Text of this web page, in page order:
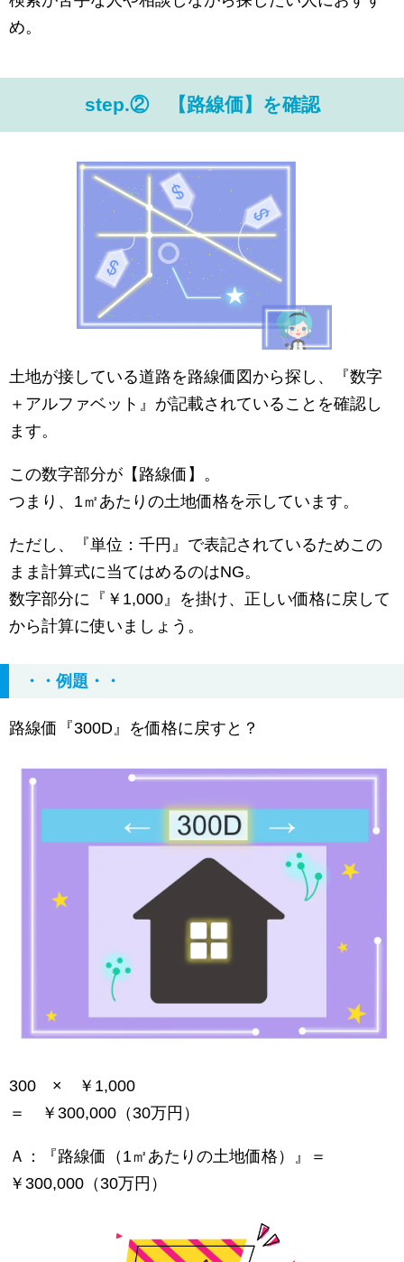
め。
step.② 【路線価】を確認
土地が接している道路を路線価図から探し、『数字
＋アルファベット』が記載されていることを確認し
ます。
この数字部分が【路線価】。
つまり、1㎡あたりの土地価格を示しています。
ただし、『単位：千円』で表記されているためこの
まま計算式に当てはめるのはNG。
数字部分に『￥1,000』を掛け、正しい価格に戻して
から計算に使いましょう。
・・例題・・
路線価『300D』を価格に戻すと？
300 × ￥1,000
＝ ￥300,000（30万円）
Ａ：『路線価（1㎡あたりの土地価格）』＝
￥300,000（30万円）